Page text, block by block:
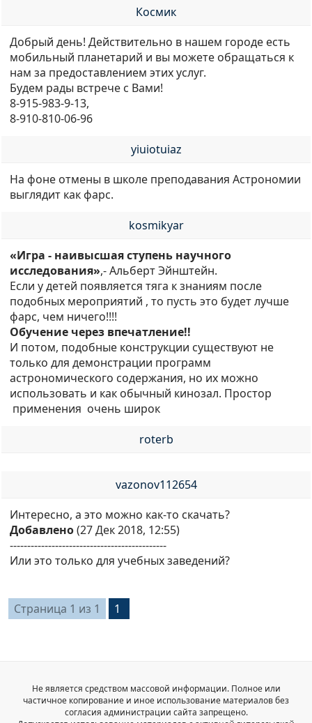
Космик
Добрый день! Действительно в нашем городе есть
мобильный планетарий и вы можете обращаться к
нам за предоставлением этих услуг.
Будем рады встрече с Вами!
8-915-983-9-13,
8-910-810-06-96
yiuiotuiaz
На фоне отмены в школе преподавания Астрономии
выглядит как фарс.
kosmikyar
«Игра - наивысшая ступень научного
исследования»,- Альберт Эйнштейн.
Если у детей появляется тяга к знаниям после
подобных мероприятий , то пусть это будет лучше
фарс, чем ничего!!!!
Обучение через впечатление!!
И потом, подобные конструкции существуют не
только для демонстрации программ
астрономического содержания, но их можно
использовать и как обычный кинозал. Простор
применения очень широк
roterb
vazonov112654
Интересно, а это можно как-то скачать?
Добавлено(27 Дек 2018, 12:55)
---------------------------------------------
Или это только для учебных заведений?
Страница 1 из 1 1
Не является средством массовой информации. Полное или
частичное копирование и иное использование материалов без
согласия администрации сайта запрещено.